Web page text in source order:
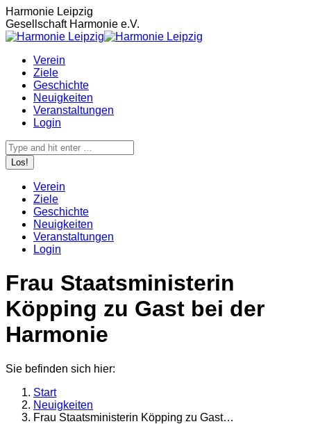
Zum
Inhalt
springen
Harmonie Leipzig
Gesellschaft Harmonie e.V.
Verein
Ziele
Geschichte
Neuigkeiten
Veranstaltungen
Login
Search:
Verein
Ziele
Geschichte
Neuigkeiten
Veranstaltungen
Login
Frau Staatsministerin
Köpping zu Gast bei der
Harmonie
Sie befinden sich hier:
Start
Neuigkeiten
Frau Staatsministerin Köpping zu Gast…